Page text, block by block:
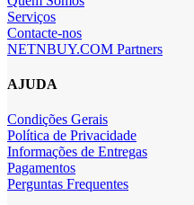
Serviços
Contacte-nos
NETNBUY.COM Partners
AJUDA
Condições Gerais
Política de Privacidade
Informações de Entregas
Pagamentos
Perguntas Frequentes